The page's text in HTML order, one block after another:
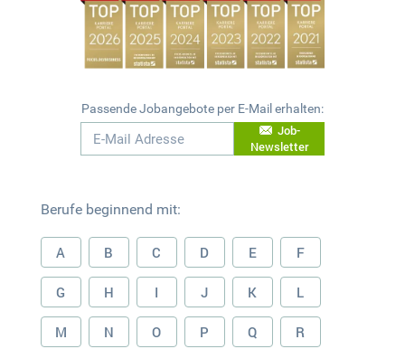
Passende Jobangebote per E-Mail erhalten:
Job-
Newsletter
Berufe beginnend mit:
A B C D E F
G H I J K L
M N O P Q R